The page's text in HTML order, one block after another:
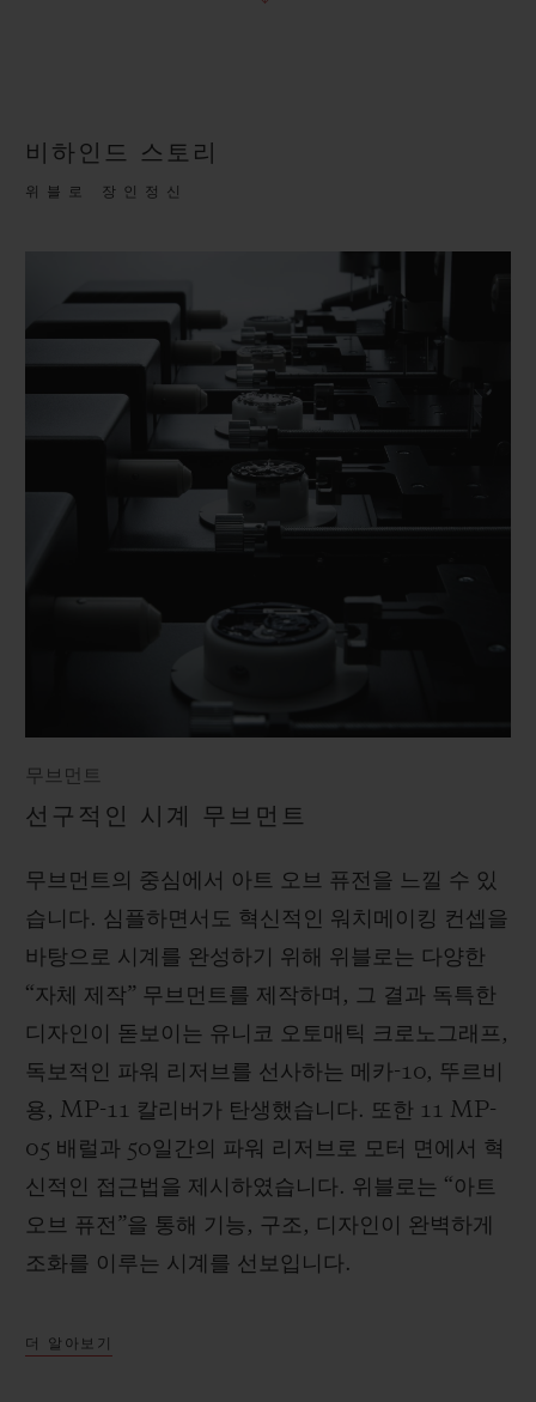
비하인드 스토리
위블로 장인정신
무브먼트
선구적인 시계 무브먼트
무브먼트의 중심에서 아트 오브 퓨전을 느낄 수 있
습니다. 심플하면서도 혁신적인 워치메이킹 컨셉을
바탕으로 시계를 완성하기 위해 위블로는 다양한
“자체 제작” 무브먼트를 제작하며, 그 결과 독특한
디자인이 돋보이는 유니코 오토매틱 크로노그래프,
독보적인 파워 리저브를 선사하는 메카-10, 뚜르비
용, MP-11 칼리버가 탄생했습니다. 또한 11 MP-
05 배럴과 50일간의 파워 리저브로 모터 면에서 혁
신적인 접근법을 제시하였습니다. 위블로는 “아트
오브 퓨전”을 통해 기능, 구조, 디자인이 완벽하게
조화를 이루는 시계를 선보입니다.
더 알아보기